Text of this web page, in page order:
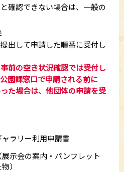
できない場合は、一般の
して申請した順番に受付し
前の空き状況確認では受付し
園課窓口で申請される前に
た場合は、他団体の申請を受
ラリー利用申請書
示会の案内・パンフレット
）